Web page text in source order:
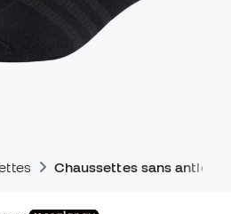
Chaussettes sans